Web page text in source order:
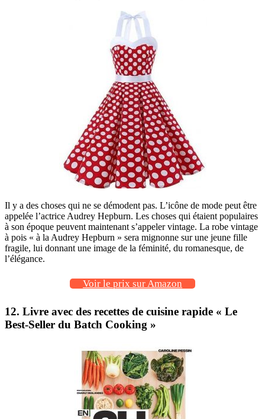
Il y a des choses qui ne se démodent pas. L’icône de mode peut être
appelée l’actrice Audrey Hepburn. Les choses qui étaient populaires
à son époque peuvent maintenant s’appeler vintage. La robe vintage
à pois « à la Audrey Hepburn » sera mignonne sur une jeune fille
fragile, lui donnant une image de la féminité, du romanesque, de
l’élégance.
Voir le prix sur Amazon
12. Livre avec des recettes de cuisine rapide « Le
Best-Seller du Batch Cooking »